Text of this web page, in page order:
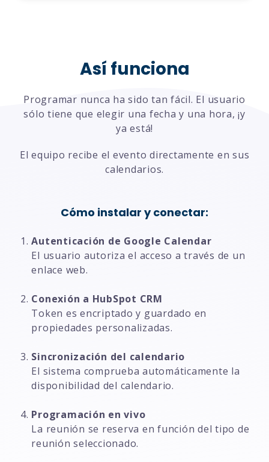
Así funciona
Programar nunca ha sido tan fácil. El usuario
sólo tiene que elegir una fecha y una hora, ¡y
ya está!
El equipo recibe el evento directamente en sus
calendarios.
Cómo instalar y conectar:
Autenticación de Google Calendar
El usuario autoriza el acceso a través de un
enlace web.
Conexión a HubSpot CRM
Token es encriptado y guardado en
propiedades personalizadas.
Sincronización del calendario
El sistema comprueba automáticamente la
disponibilidad del calendario.
Programación en vivo
La reunión se reserva en función del tipo de
reunión seleccionado.